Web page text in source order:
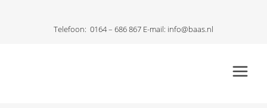
Telefoon: 0164 – 686 867 E-mail: info@baas.nl